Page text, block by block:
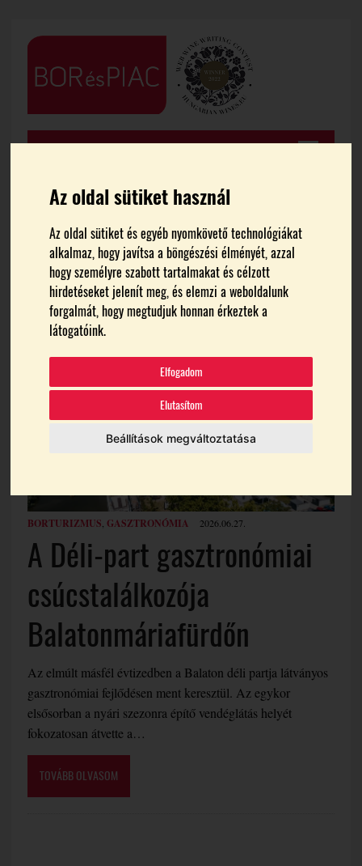
Az oldal sütiket használ
Az oldal sütiket és egyéb nyomkövető technológiákat
alkalmaz, hogy javítsa a böngészési élményét, azzal
hogy személyre szabott tartalmakat és célzott
hirdetéseket jelenít meg, és elemzi a weboldalunk
forgalmát, hogy megtudjuk honnan érkeztek a
látogatóink.
Elfogadom
Elutasítom
Beállítások megváltoztatása
FŐOLDAL BORTURIZMUS
Borturizmus
BORTURIZMUS GASZTRONÓMIA 2026.06.27.
A Déli-part gasztronómiai
csúcstalálkozója
Balatonmáriafürdőn
Az elmúlt másfél évtizedben a Balaton déli partja látványos
gasztronómiai fejlődésen ment keresztül. Az egykor
elsősorban a nyári szezonra építő vendéglátás helyét
fokozatosan átvette a…
TOVÁBB OLVASOM